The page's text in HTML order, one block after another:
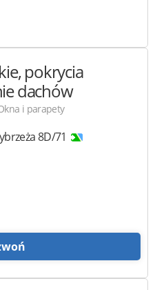
pokrycia
dachów
i parapety
8D/71